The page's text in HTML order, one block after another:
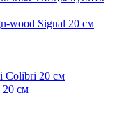
wood Signal 20 см
см